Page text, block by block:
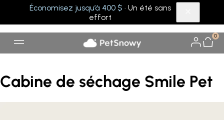
Économisez jusqu’à 400 $ · Un été sans
effort
0
Cabine de séchage Smile Pet